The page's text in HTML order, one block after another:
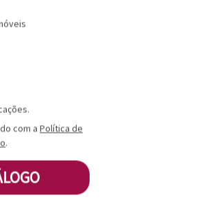
com aPolítica de
.
Master - DUN 14
Master - Quantidade (un)
Master - Tipo Embalagem